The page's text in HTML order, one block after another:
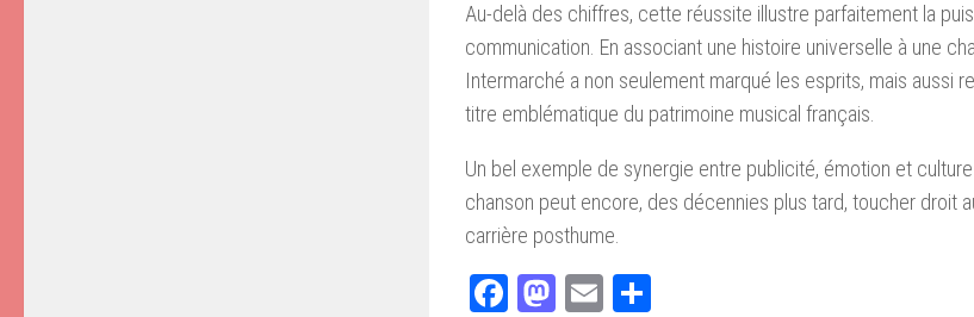
Au-delà des chiffres, cette réussite illustre parfaitement la
communication. En associant une histoire universelle à une
Intermarché a non seulement marqué les esprits, mais aussi
titre emblématique du patrimoine musical français.
Un bel exemple de synergie entre publicité, émotion et
chanson peut encore, des décennies plus tard, toucher droit
carrière posthume.
Facebook
Mastodon
Email